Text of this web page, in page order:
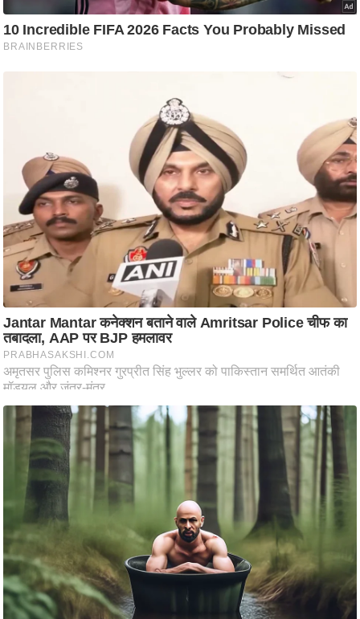
.
चा
य
क्षा
ध
र्म
ज्यो
ति
ष
प्र
भु
म
हि
मा
/
स्थ
व्र
त्यो
हा
र